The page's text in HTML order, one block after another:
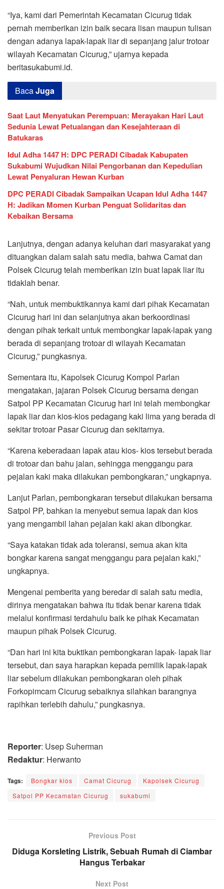
“Iya, kami dari Pemerintah Kecamatan Cicurug tidak
pernah memberikan izin baik secara lisan maupun tulisan
dengan adanya lapak-lapak liar di sepanjang jalur trotoar
wilayah Kecamatan Cicurug,” ujarnya kepada
beritasukabumi.id.
BacaJuga
Saat Laut Menyatukan Perempuan: Merayakan Hari Laut
Sedunia Lewat Petualangan dan Kesejahteraan di
Batukaras
Idul Adha 1447 H: DPC PERADI Cibadak Kabupaten
Sukabumi Wujudkan Nilai Pengorbanan dan Kepedulian
Lewat Penyaluran Hewan Kurban
DPC PERADI Cibadak Sampaikan Ucapan Idul Adha 1447
H: Jadikan Momen Kurban Penguat Solidaritas dan
Kebaikan Bersama
Lanjutnya, dengan adanya keluhan dari masyarakat yang
dituangkan dalam salah satu media, bahwa Camat dan
Polsek Cicurug telah memberikan izin buat lapak liar itu
tidaklah benar.
“Nah, untuk membuktikannya kami dari pihak Kecamatan
Cicurug hari ini dan selanjutnya akan berkoordinasi
dengan pihak terkait untuk membongkar lapak-lapak yang
berada di sepanjang trotoar di wilayah Kecamatan
Cicurug,” pungkasnya.
Sementara itu, Kapolsek Cicurug Kompol Parlan
mengatakan, jajaran Polsek Cicurug bersama dengan
Satpol PP Kecamatan Cicurug hari ini telah membongkar
lapak liar dan kios-kios pedagang kaki lima yang berada di
sekitar trotoar Pasar Cicurug dan sekitarnya.
“Karena keberadaan lapak atau kios- kios tersebut berada
di trotoar dan bahu jalan, sehingga menggangu para
pejalan kaki maka dilakukan pembongkaran,” ungkapnya.
Lanjut Parlan, pembongkaran tersebut dilakukan bersama
Satpol PP, bahkan ia menyebut semua lapak dan kios
yang mengambil lahan pejalan kaki akan dibongkar.
“Saya katakan tidak ada toleransi, semua akan kita
bongkar karena sangat menggangu para pejalan kaki,”
ungkapnya.
Mengenai pemberita yang beredar di salah satu media,
dirinya mengatakan bahwa itu tidak benar karena tidak
melalui konfirmasi terdahulu baik ke pihak Kecamatan
maupun pihak Polsek Cicurug.
“Dan hari ini kita buktikan pembongkaran lapak- lapak liar
tersebut, dan saya harapkan kepada pemilik lapak-lapak
liar sebelum dilakukan pembongkaran oleh pihak
Forkopimcam Cicurug sebaiknya silahkan barangnya
rapihkan terlebih dahulu,” pungkasnya.
Reporter: Usep Suherman
Redaktur: Herwanto
Tags: Bongkar kios Camat Cicurug
Kapolsek Cicurug
Satpol PP Kecamatan Cicurug
sukabumi
Previous Post
Diduga Korsleting Listrik, Sebuah Rumah di Ciambar
Hangus Terbakar
Next Post